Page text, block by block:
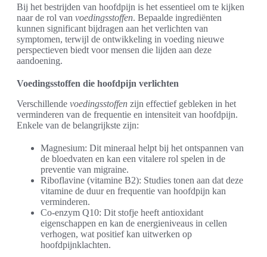
Bij het bestrijden van hoofdpijn is het essentieel om te kijken
naar de rol van voedingsstoffen. Bepaalde ingrediënten
kunnen significant bijdragen aan het verlichten van
symptomen, terwijl de ontwikkeling in voeding nieuwe
perspectieven biedt voor mensen die lijden aan deze
aandoening.
Voedingsstoffen die hoofdpijn verlichten
Verschillende voedingsstoffen zijn effectief gebleken in het
verminderen van de frequentie en intensiteit van hoofdpijn.
Enkele van de belangrijkste zijn:
Magnesium: Dit mineraal helpt bij het ontspannen van
de bloedvaten en kan een vitalere rol spelen in de
preventie van migraine.
Riboflavine (vitamine B2): Studies tonen aan dat deze
vitamine de duur en frequentie van hoofdpijn kan
verminderen.
Co-enzym Q10: Dit stofje heeft antioxidant
eigenschappen en kan de energieniveaus in cellen
verhogen, wat positief kan uitwerken op
hoofdpijnklachten.